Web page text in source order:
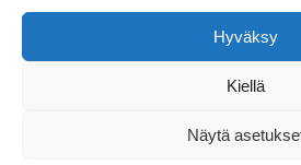
Hyväksy
Kiellä
Näytä
TIETOSUOJASELOSTE